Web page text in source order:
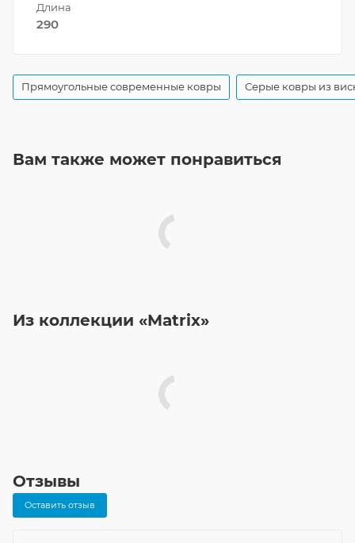
Длина
290
Прямоугольные современные ковры Серые ковры из
Вам также может понравиться
Из коллекции «Matrix»
Отзывы
Оставить отзыв